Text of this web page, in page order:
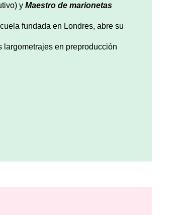
y Maestro de marionetas
fundada en Londres, abre su
largometrajes en preproducción